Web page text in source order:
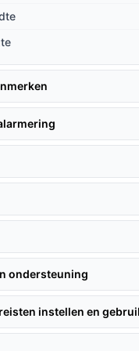
herkenning vermindert
wat zorgt voor
wifi-connectiviteit
een stabiele
veel apparaten.
tips
uit je Arenti P2F te
en gebruik:
aan de muur met
en
Arenti-app en volg de
met je wifi-
ondersteuning
instellen en